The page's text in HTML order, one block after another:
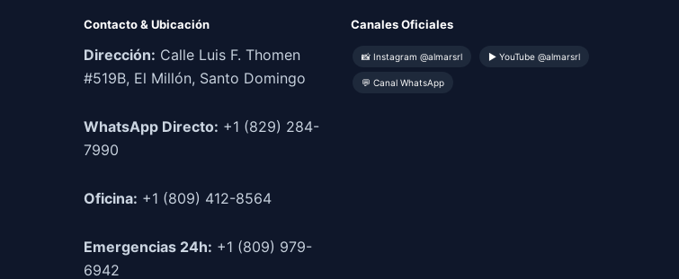
Contacto & Ubicación
Dirección: Calle Luis F. Thomen
#519B, El Millón, Santo Domingo
WhatsApp Directo: +1 (829) 284-
7990
Oficina: +1 (809) 412-8564
Emergencias 24h: +1 (809) 979-
6942
Canales Oficiales
📸 Instagram @almarsrl ▶ YouTube @almarsrl
💬 Canal WhatsApp